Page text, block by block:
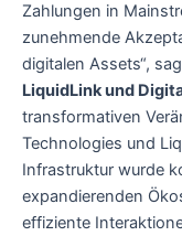
Zahlungen in
zunehmende
digitalen Assets“,
LiquidLink und
transformativen
Technologies und
Infrastruktur wurde
expandierenden
effiziente